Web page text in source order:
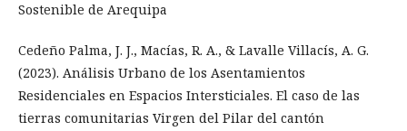
Sostenible de Arequipa
Cedeño Palma, J. J., Macías, R. A., & Lavalle Villacís, A. G.
(2023). Análisis Urbano de los Asentamientos
Residenciales en Espacios Intersticiales. El caso de las
tierras comunitarias Virgen del Pilar del cantón